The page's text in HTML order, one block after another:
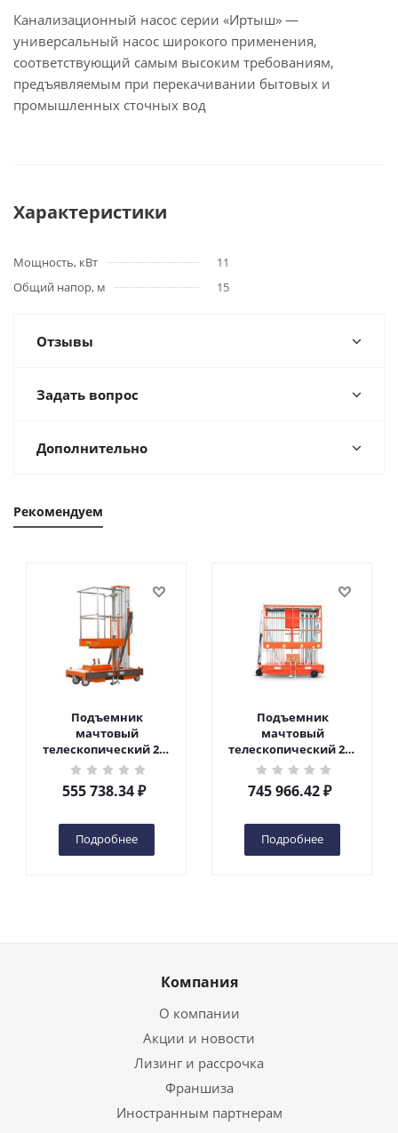
Канализационный насос серии «Иртыш» —
универсальный насос широкого применения,
соответствующий самым высоким требованиям,
предъявляемым при перекачивании бытовых и
промышленных сточных вод
Характеристики
Мощность, кВт
11
Общий напор, м
15
Отзывы
Задать вопрос
Дополнительно
Рекомендуем
Подъемник
мачтовый
телескопический 200
кг 6 м TOR GTWY6-200S
DC 2-мачтовый
(автономный) (G) в
555 738.34₽
Подробнее
Подъемник
мачтовый
телескопический 200
кг 10 м TOR GTWY10-
200S DC 2-мачтовый
(автономный) (N) в
745 966.42₽
Подробнее
Компания
О компании
Акции и новости
Лизинг и рассрочка
Франшиза
Иностранным партнерам